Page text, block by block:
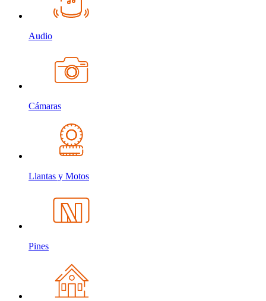
Audio
Cámaras
Llantas y Motos
Pines